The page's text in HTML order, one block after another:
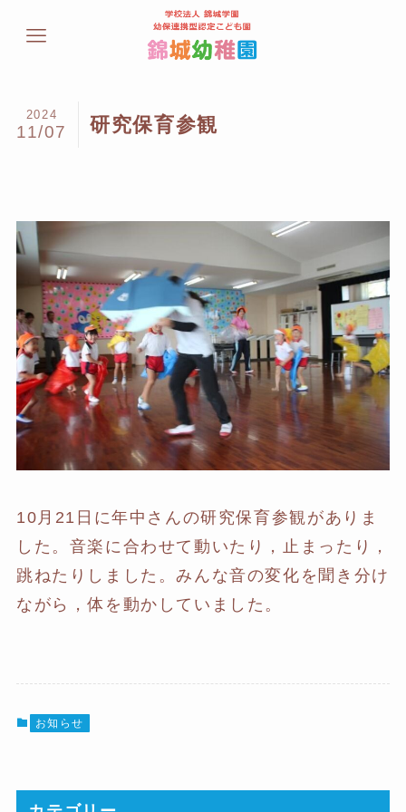
研究保育参観
2024
11/07
10月21日に年中さんの研究保育参観がありま
した。音楽に合わせて動いたり，止まったり，
跳ねたりしました。みんな音の変化を聞き分け
ながら，体を動かしていました。
お知らせ